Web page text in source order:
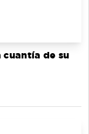
cuantía de su